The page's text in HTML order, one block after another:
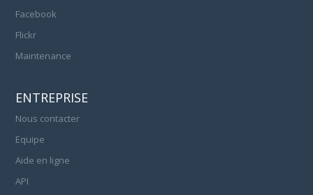
Facebook
Flickr
Maintenance
ENTREPRISE
Nous contacter
Equipe
Aide en ligne
API